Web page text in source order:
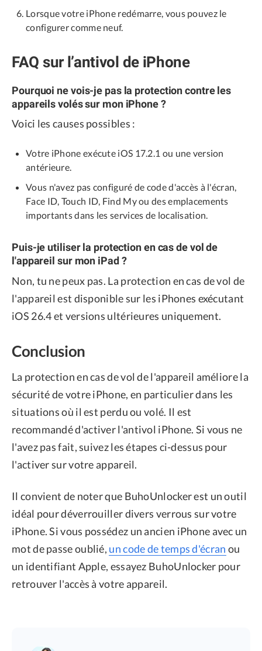
Lorsque votre iPhone redémarre, vous pouvez le
configurer comme neuf.
FAQ sur l’antivol de iPhone
Pourquoi ne vois-je pas la protection contre les
appareils volés sur mon iPhone ?
Voici les causes possibles :
Votre iPhone exécute iOS 17.2.1 ou une version
antérieure.
Vous n'avez pas configuré de code d'accès à l'écran,
Face ID, Touch ID, Find My ou des emplacements
importants dans les services de localisation.
Puis-je utiliser la protection en cas de vol de
l'appareil sur mon iPad ?
Non, tu ne peux pas. La protection en cas de vol de
l'appareil est disponible sur les iPhones exécutant
iOS 26.4 et versions ultérieures uniquement.
Conclusion
La protection en cas de vol de l'appareil améliore la
sécurité de votre iPhone, en particulier dans les
situations où il est perdu ou volé. Il est
recommandé d'activer l'antivol iPhone. Si vous ne
l'avez pas fait, suivez les étapes ci-dessus pour
l'activer sur votre appareil.
Il convient de noter que BuhoUnlocker est un outil
idéal pour déverrouiller divers verrous sur votre
iPhone. Si vous possédez un ancien iPhone avec un
mot de passe oublié, un code de temps d'écran ou
un identifiant Apple, essayez BuhoUnlocker pour
retrouver l'accès à votre appareil.